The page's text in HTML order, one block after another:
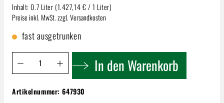
Inhalt: 0.7 Liter (1.427,14 € / 1 Liter)
Preise inkl. MwSt. zzgl. Versandkosten
fast ausgetrunken
Produkt Anzahl: Gib den gewünschten Wert ein oder
In den Warenkorb
1930er Armagnac Baron de | Sigognac in
Artikelnummer:647930